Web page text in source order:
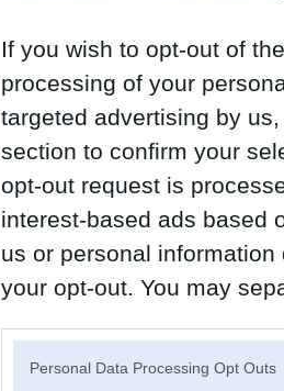
If you wish to opt-out of
processing of your
targeted advertising by
section to confirm your
opt-out request is
interest-based ads based
us or personal
your opt-out. You may
Personal Data Processing Opt Outs